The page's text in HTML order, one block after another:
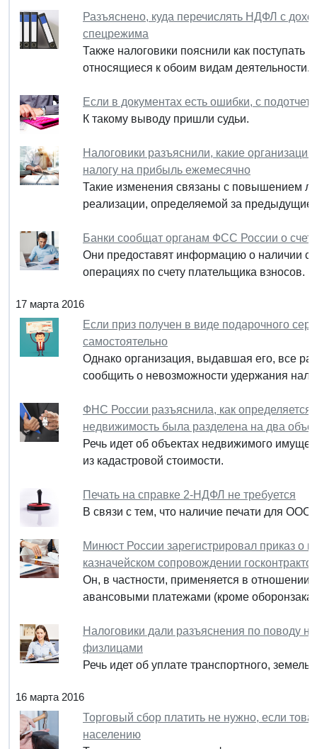
Разъяснено, куда перечислять НДФЛ с
спецрежима
Также налоговики пояснили как поступать
относящиеся к обоим видам деятельности.
Если в документах есть ошибки, с
К такому выводу пришли судьи.
Налоговики разъяснили, какие
налогу на прибыль ежемесячно
Такие изменения связаны с повышением
реализации, определяемой за предыдущие
Банки сообщат органам ФСС России о
Они предоставят информацию о наличии
операциях по счету плательщика взносов.
17 марта 2016
Если приз получен в виде подарочного
самостоятельно
Однако организация, выдавшая его, все
сообщить о невозможности удержания
ФНС России разъяснила, как определяется
недвижимость была разделена на два
Речь идет об объектах недвижимого
из кадастровой стоимости.
Печать на справке 2-НДФЛ не требуется
В связи с тем, что наличие печати для
Минюст России зарегистрировал приказ о
казначейском сопровождении
Он, в частности, применяется в отношении
авансовыми платежами (кроме
Налоговики дали разъяснения по поводу
физлицами
Речь идет об уплате транспортного,
16 марта 2016
Торговый сбор платить не нужно, если
населению